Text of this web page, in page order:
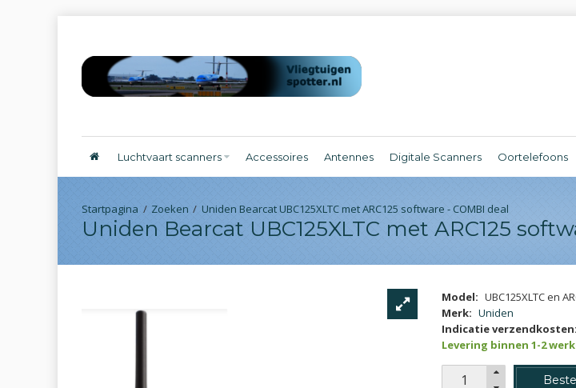
Luchtvaart scanners Accessoires Antennes Digitale Scanners Oortelefoons
Zoeken Uniden Bearcat UBC125XLTC met ARC125 software - COMBI deal
Uniden Bearcat UBC125XLTC met ARC125
Model: UBC125XLTC en
Merk: Uniden
Indicatie verzendkosten:
Levering binnen 1-2